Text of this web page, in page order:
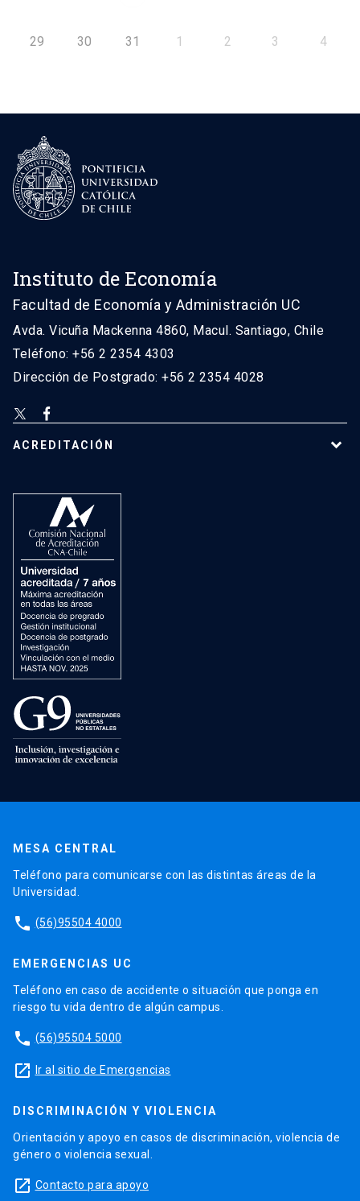
29 30 31 1 2 3 4
Instituto de Economía
Facultad de Economía y Administración UC
Avda. Vicuña Mackenna 4860, Macul. Santiago, Chile
Teléfono: +56 2 2354 4303
Dirección de Postgrado: +56 2 2354 4028
ACREDITACIÓN
MESA CENTRAL
Teléfono para comunicarse con las distintas áreas de la
Universidad.
phone (56)95504 4000
EMERGENCIAS UC
Teléfono en caso de accidente o situación que ponga en
riesgo tu vida dentro de algún campus.
phone (56)95504 5000
launch Ir al sitio de Emergencias
DISCRIMINACIÓN Y VIOLENCIA
Orientación y apoyo en casos de discriminación, violencia de
género o violencia sexual.
launch Contacto para apoyo